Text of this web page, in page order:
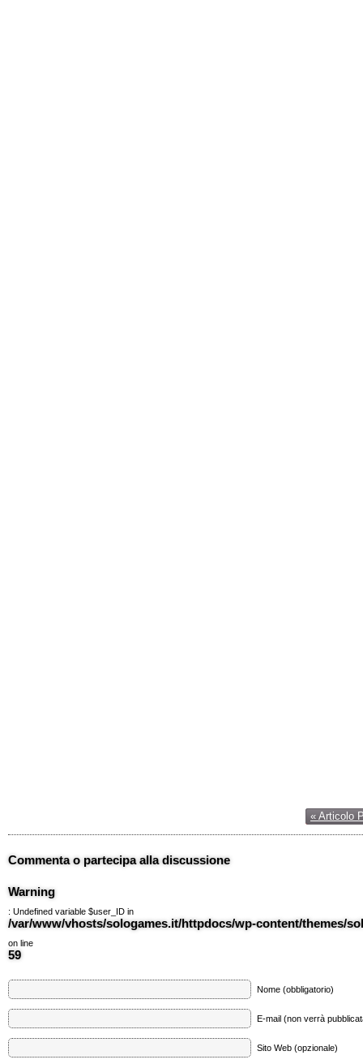
« Articolo
Commenta o partecipa alla discussione
Warning
: Undefined variable $user_ID in
/var/www/vhosts/sologames.it/httpdocs/wp-content/themes/
on line
59
Nome (obbligatorio)
E-mail (non verrà
Sito Web (opzionale)